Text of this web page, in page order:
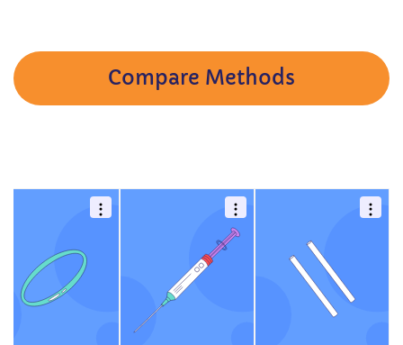
Compare Methods